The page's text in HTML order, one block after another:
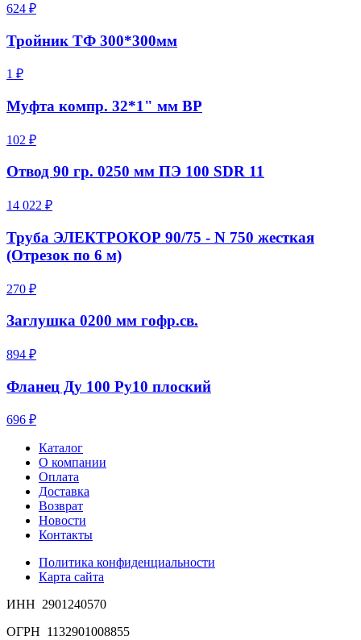
624 ₽
Тройник ТФ 300*300мм
1 ₽
Муфта компр. 32*1" мм ВР
102 ₽
Отвод 90 гр. 0250 мм ПЭ 100 SDR 11
14 022 ₽
Труба ЭЛЕКТРОКОР 90/75 - N 750 жесткая
(Отрезок по 6 м)
270 ₽
Заглушка 0200 мм гофр.св.
894 ₽
Фланец Ду 100 Ру10 плоский
696 ₽
Каталог
О компании
Оплата
Доставка
Возврат
Новости
Контакты
Политика конфиденциальности
Карта сайта
ИНН 2901240570
ОГРН 1132901008855